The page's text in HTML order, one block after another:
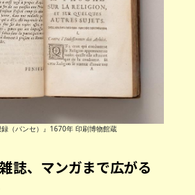
（パンセ）』1670年 印刷博物館蔵
誌、マンガまで広がる